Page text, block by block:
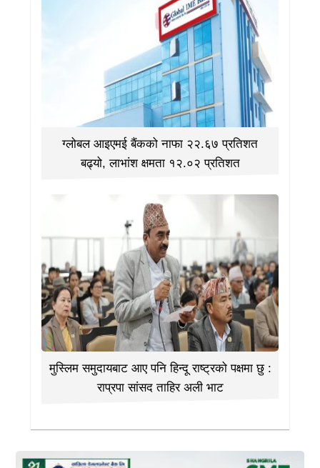
ग्लोबल आइएमई बैंकको नाफा २२.६७ प्रतिशत
बढ्यो, लाभांश क्षमता १२.०२ प्रतिशत
मुस्लिम समुदायबाट आए पनि हिन्दू राष्ट्रको पक्षमा छु :
राप्रपा सांसद ताहिर अली भाट